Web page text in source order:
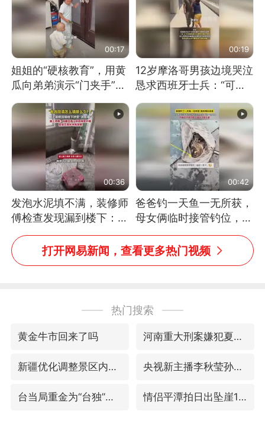
00:17
姐姐的“硬核教育”，用黄
瓜向弟弟演示“门夹手”，
网友：果然言传不如身
教！
00:19
12岁摩洛哥男孩边境哭泣
恳求西班牙士兵：“可不
可以不要把我遣返回国”
00:36
发泡水泥填不满，装修师
傅检查发现漏到楼下：出
风口未延伸到外墙
00:42
爸爸钓一天鱼一无所获，
母女俩临时接管钓位，用
玩具鱼竿钓上大鱼
打开网易新闻，查看更多热门视频
热门搜索
黄金牛市回来了吗 河南重大刑案嫌犯夏某钢落网
新疆优化调整景区内自驾服务费 央视新主播李秋莹孙亚鹏亮相
台当局重金为“台独”织“皇帝新衣” 情侣平潭拍日出坠崖1死1伤